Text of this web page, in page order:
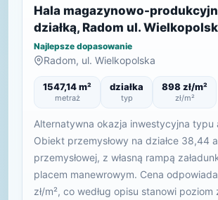
Hala magazynowo-
działką, Radom ul.
Najlepsze dopasowanie
Radom, ul. Wielkopolska
1547,14 m²
metraż
działka
typ
898 zł/m²
zł/m²
Alternatywna okazja inwestycyjna typu
Obiekt przemysłowy na działce 38,44
przemysłowej, z własną rampą
placem manewrowym. Cena
zł/m², co według opisu stanowi poziom